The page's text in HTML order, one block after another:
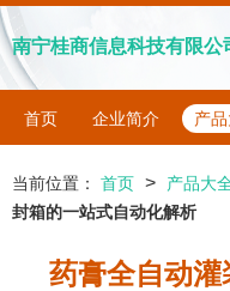
南宁桂商信息科技有限公
首页 企业简介 产
当前位置： 首页 > 产品大
封箱的一站式自动化解析
药膏全自动